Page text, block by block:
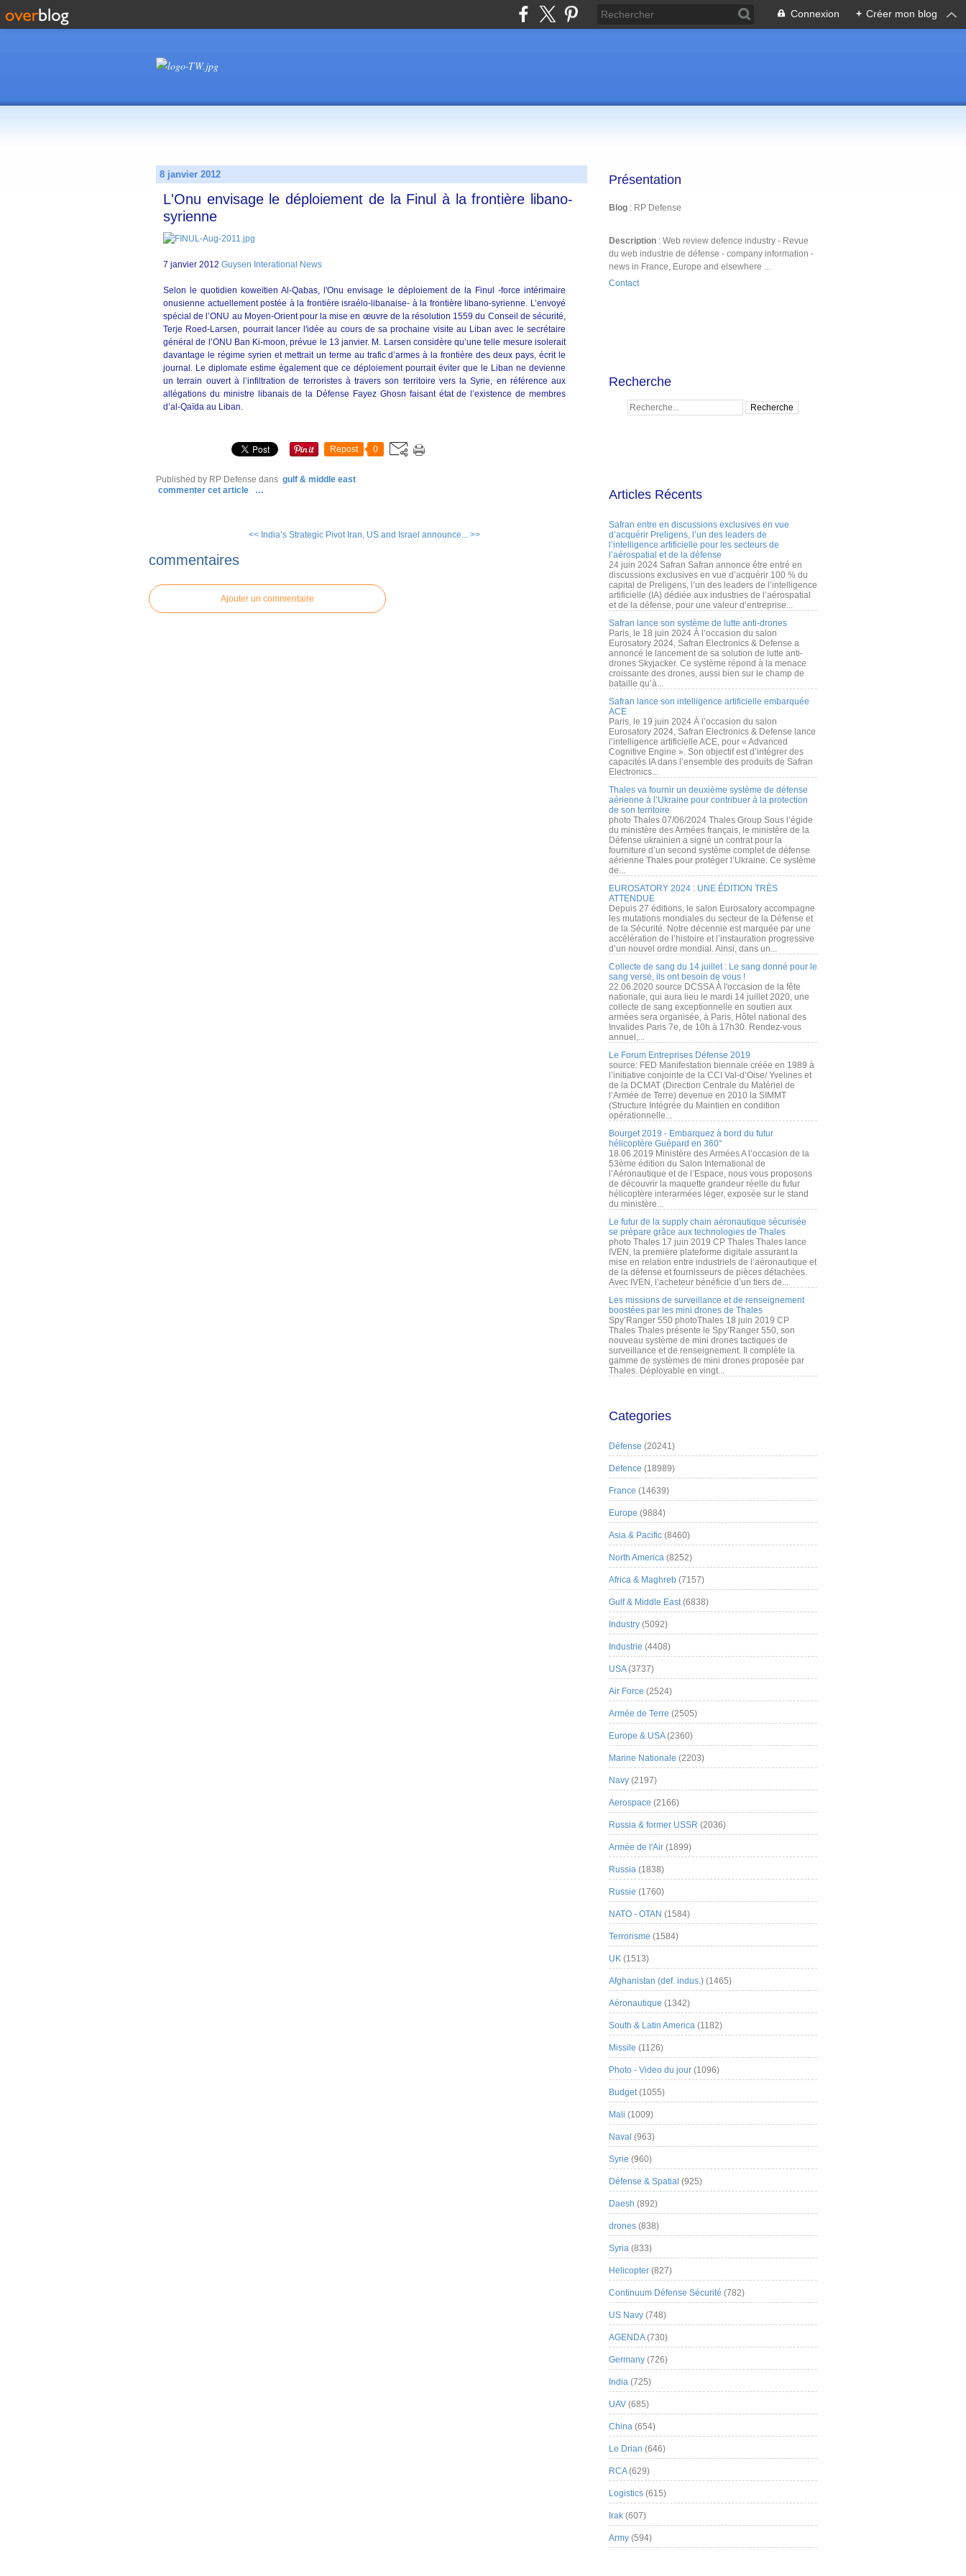
Connexion + Créer mon blog
8 janvier 2012
L'Onu envisage le déploiement de la Finul à la frontière libano-
syrienne
7 janvier 2012 Guysen Interational News
Selon le quotidien koweïtien Al-Qabas, l'Onu envisage le déploiement de la Finul -force intérimaire
onusienne actuellement postée à la frontière israélo-libanaise- à la frontière libano-syrienne. L’envoyé
spécial de l’ONU au Moyen-Orient pour la mise en œuvre de la résolution 1559 du Conseil de sécurité,
Terje Roed-Larsen, pourrait lancer l'idée au cours de sa prochaine visite au Liban avec le secrétaire
général de l’ONU Ban Ki-moon, prévue le 13 janvier. M. Larsen considère qu’une telle mesure isolerait
davantage le régime syrien et mettrait un terme au trafic d’armes à la frontière des deux pays, écrit le
journal. Le diplomate estime également que ce déploiement pourrait éviter que le Liban ne devienne
un terrain ouvert à l’infiltration de terroristes à travers son territoire vers la Syrie, en référence aux
allégations du ministre libanais de la Défense Fayez Ghosn faisant état de l’existence de membres
d’al-Qaïda au Liban.
Repost 0
Published by RP Defense dans gulf & middle east
commenter cet article
…
<< India’s Strategic Pivot Iran, US and Israel announce... >>
commentaires
Ajouter un commentaire
Présentation
Blog : RP Defense
Description : Web review defence industry - Revue
du web industrie de défense - company information -
news in France, Europe and elsewhere ...
Contact
Recherche
Articles Récents
Safran entre en discussions exclusives en vue
d’acquérir Preligens, l’un des leaders de
l’intelligence artificielle pour les secteurs de
l’aérospatial et de la défense
24 juin 2024 Safran Safran annonce être entré en
discussions exclusives en vue d’acquérir 100 % du
capital de Preligens, l’un des leaders de l’intelligence
artificielle (IA) dédiée aux industries de l’aérospatial
et de la défense, pour une valeur d’entreprise...
Safran lance son système de lutte anti-drones
Paris, le 18 juin 2024 À l’occasion du salon
Eurosatory 2024, Safran Electronics & Defense a
annoncé le lancement de sa solution de lutte anti-
drones Skyjacker. Ce système répond à la menace
croissante des drones, aussi bien sur le champ de
bataille qu’à...
Safran lance son intelligence artificielle embarquée
ACE
Paris, le 19 juin 2024 À l’occasion du salon
Eurosatory 2024, Safran Electronics & Defense lance
l’intelligence artificielle ACE, pour « Advanced
Cognitive Engine ». Son objectif est d’intégrer des
capacités IA dans l’ensemble des produits de Safran
Electronics...
Thales va fournir un deuxième système de défense
aérienne à l’Ukraine pour contribuer à la protection
de son territoire
photo Thales 07/06/2024 Thales Group Sous l’égide
du ministère des Armées français, le ministère de la
Défense ukrainien a signé un contrat pour la
fourniture d’un second système complet de défense
aérienne Thales pour protéger l’Ukraine. Ce système
de...
EUROSATORY 2024 : UNE ÉDITION TRÈS
ATTENDUE
Depuis 27 éditions, le salon Eurosatory accompagne
les mutations mondiales du secteur de la Défense et
de la Sécurité. Notre décennie est marquée par une
accélération de l’histoire et l’instauration progressive
d’un nouvel ordre mondial. Ainsi, dans un...
Collecte de sang du 14 juillet : Le sang donné pour le
sang versé, ils ont besoin de vous !
22.06.2020 source DCSSA À l'occasion de la fête
nationale, qui aura lieu le mardi 14 juillet 2020, une
collecte de sang exceptionnelle en soutien aux
armées sera organisée, à Paris, Hôtel national des
Invalides Paris 7e, de 10h à 17h30. Rendez-vous
annuel,...
Le Forum Entreprises Défense 2019
source: FED Manifestation biennale créée en 1989 à
l’initiative conjointe de la CCI Val-d’Oise/ Yvelines et
de la DCMAT (Direction Centrale du Matériel de
l’Armée de Terre) devenue en 2010 la SIMMT
(Structure Intégrée du Maintien en condition
opérationnelle...
Bourget 2019 - Embarquez à bord du futur
hélicoptère Guépard en 360°
18.06.2019 Ministère des Armées A l’occasion de la
53ème édition du Salon International de
l’Aéronautique et de l’Espace, nous vous proposons
de découvrir la maquette grandeur réelle du futur
hélicoptère interarmées léger, exposée sur le stand
du ministère...
Le futur de la supply chain aéronautique sécurisée
se prépare grâce aux technologies de Thales
photo Thales 17 juin 2019 CP Thales Thales lance
IVEN, la première plateforme digitale assurant la
mise en relation entre industriels de l’aéronautique et
de la défense et fournisseurs de pièces détachées.
Avec IVEN, l’acheteur bénéficie d’un tiers de...
Les missions de surveillance et de renseignement
boostées par les mini drones de Thales
Spy’Ranger 550 photoThales 18 juin 2019 CP
Thales Thales présente le Spy’Ranger 550, son
nouveau système de mini drones tactiques de
surveillance et de renseignement. Il complète la
gamme de systèmes de mini drones proposée par
Thales. Déployable en vingt...
Categories
Défense (20241)
Defence (18989)
France (14639)
Europe (9884)
Asia & Pacific (8460)
North America (8252)
Africa & Maghreb (7157)
Gulf & Middle East(6838)
Industry (5092)
Industrie (4408)
USA(3737)
Air Force (2524)
Armée de Terre (2505)
Europe & USA(2360)
Marine Nationale (2203)
Navy (2197)
Aerospace (2166)
Russia & former USSR (2036)
Armée de l'Air (1899)
Russia (1838)
Russie (1760)
NATO - OTAN (1584)
Terrorisme (1584)
UK (1513)
Afghanistan (def. indus.) (1465)
Aéronautique (1342)
South & Latin America (1182)
Missile (1126)
Photo - Video du jour (1096)
Budget(1055)
Mali (1009)
Naval (963)
Syrie (960)
Défense & Spatial (925)
Daesh (892)
drones (838)
Syria (833)
Helicopter (827)
Continuum Défense Sécurité (782)
US Navy (748)
AGENDA(730)
Germany (726)
India (725)
UAV (685)
China (654)
Le Drian (646)
RCA(629)
Logistics (615)
Irak (607)
Army (594)